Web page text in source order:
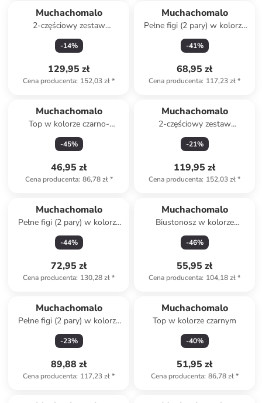
Muchachomalo
2-częściowy zestaw
kąpielowy w kolorze szarym
-14%
129,95 zł
Cena producenta: 152,03 zł*
Muchachomalo
Pełne figi (2 pary) w kolorze
szarym
-41%
68,95 zł
Cena producenta: 117,23 zł*
Muchachomalo
Top w kolorze czarno-
fioletowym
-45%
46,95 zł
Cena producenta: 86,78 zł*
Muchachomalo
2-częściowy zestaw
kąpielowy w kolorze khaki
-21%
119,95 zł
Cena producenta: 152,03 zł*
Muchachomalo
Pełne figi (2 pary) w kolorze
czarno-jasnoróżowym
-44%
72,95 zł
Cena producenta: 130,28 zł*
Muchachomalo
Biustonosz w kolorze
ciemnofioletowym
-46%
55,95 zł
Cena producenta: 104,18 zł*
Muchachomalo
Pełne figi (2 pary) w kolorze
czarnym
-23%
89,88 zł
Cena producenta: 117,23 zł*
Muchachomalo
Top w kolorze czarnym
-40%
51,95 zł
Cena producenta: 86,78 zł*